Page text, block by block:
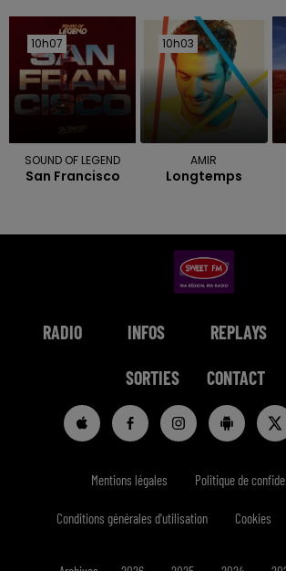
10h07
10h07
SOUND OF LEGEND
San Francisco
10h03
10h03
AMIR
Longtemps
RADIO INFOS REPLAYS
SORTIES CONTACT
Mentions légales Politique de
Conditions générales d'utilisation Cookies